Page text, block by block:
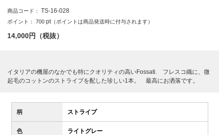
商品コード： TS-16-028
ポイント： 700 pt （ポイントは商品発送時に付与されます）
14,000円（税抜）
イタリアの機屋のなかでも特にクオリティの高いFossati. フレスコ織に、微
起毛のコットンのストライプを配した珍しい1本。 最高にお洒落です。
柄 ストライプ
色 ライトグレー